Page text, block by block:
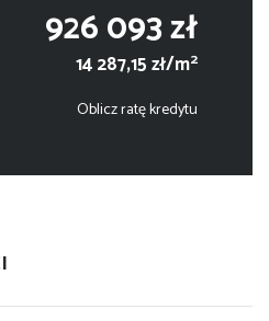
926 093 zł
14 287,15 zł/m2
Oblicz ratę kredytu